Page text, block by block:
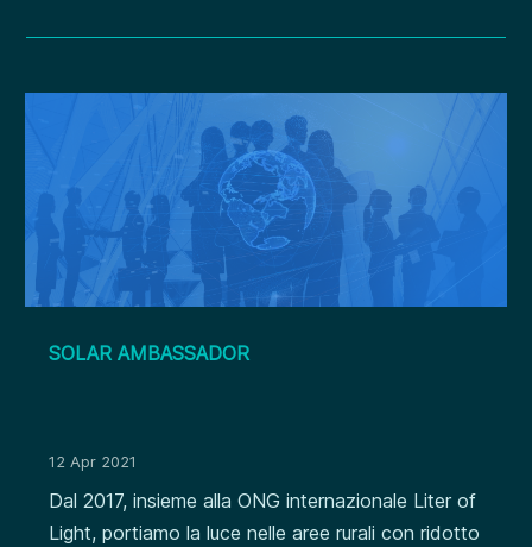
SOLAR AMBASSADOR
12 Apr 2021
Dal 2017, insieme alla ONG internazionale Liter of
Light, portiamo la luce nelle aree rurali con ridotto